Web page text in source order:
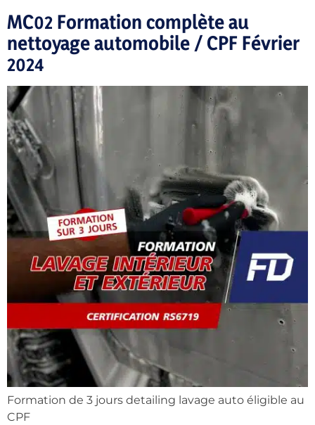
MC02 Formation complète au
nettoyage automobile / CPF Février
2024
Formation de 3 jours detailing lavage auto éligible au
CPF